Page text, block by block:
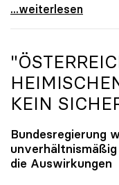
#UnisRetten
...weiterlesen
KEIN
Bundesregierung
die Auswirkungen